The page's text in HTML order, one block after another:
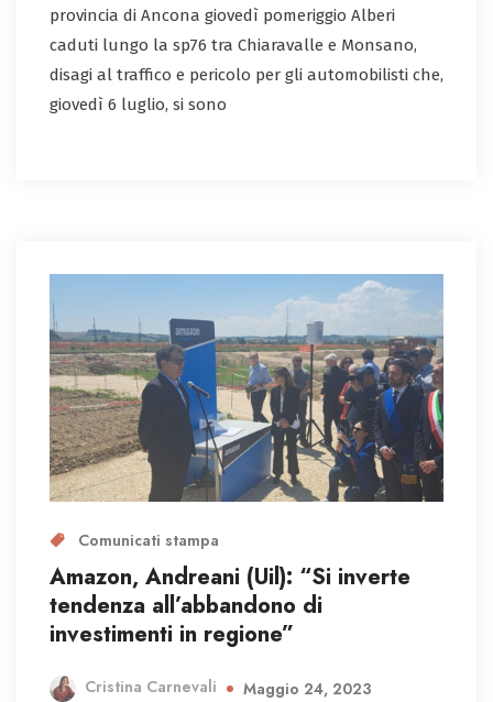
provincia di Ancona giovedì pomeriggio Alberi
caduti lungo la sp76 tra Chiaravalle e Monsano,
disagi al traffico e pericolo per gli automobilisti che,
giovedì 6 luglio, si sono
Comunicati stampa
Amazon, Andreani (Uil): “Si inverte
tendenza all’abbandono di
investimenti in regione”
Cristina Carnevali Maggio 24, 2023